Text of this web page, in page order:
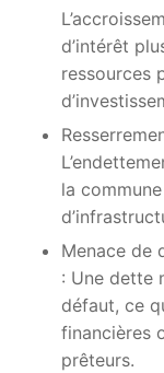
d’intérêt
ressources
la
Menace de
: Une dette
défaut, ce
financières
prêteurs.